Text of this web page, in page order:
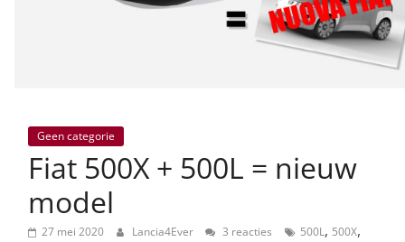
Geen categorie
Fiat 500X + 500L = nieuw
model
27 mei 2020 Lancia4Ever 3 reacties 500L, 500X,